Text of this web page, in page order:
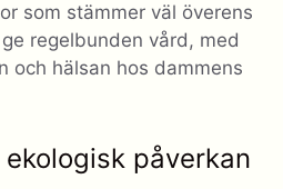
som stämmer väl överens
regelbunden vård, med
och hälsan hos dammens
påverkan